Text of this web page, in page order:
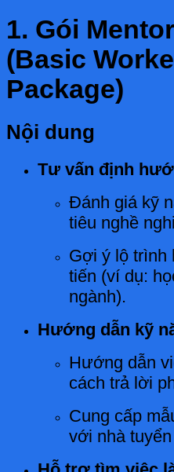
1. Gói
(Basic
Package)
Nội dung
Tư vấn định
Đánh giá kỹ
tiêu nghề
Gợi ý lộ trình
tiến (ví dụ:
ngành).
Hướng dẫn kỹ
Hướng dẫn
cách trả lời
Cung cấp
với nhà